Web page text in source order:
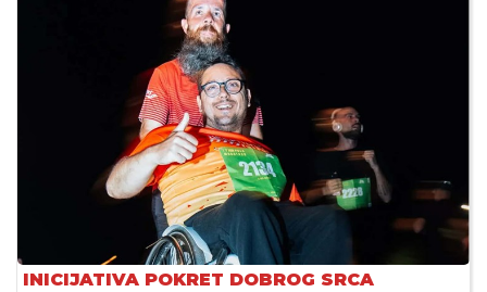
INICIJATIVA POKRET DOBROG SRCA